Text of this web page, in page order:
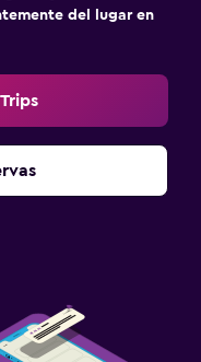
del lugar en